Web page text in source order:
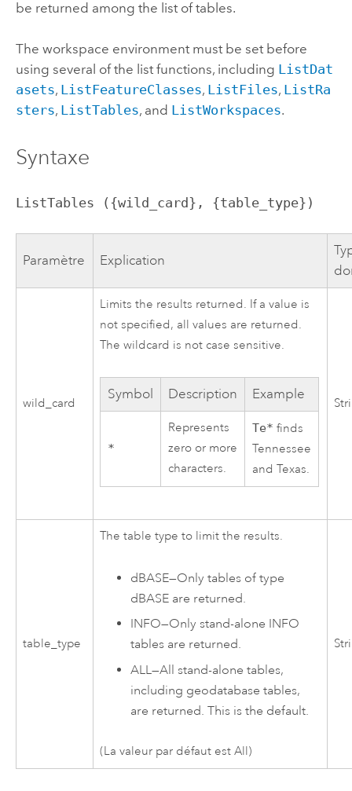
be returned among the list of tables.
The workspace environment must be set before
using several of the list functions, including ListDat
asets, ListFeatureClasses, ListFiles, ListRa
sters, ListTables, and ListWorkspaces.
Syntaxe
ListTables ({wild_card}, {table_type})
Paramètre Explication
wild_card
Limits the results returned. If a value is
not specified, all values are returned.
The wildcard is not case sensitive.
Symbol Description Example
*
Represents
zero or more
characters.
Te* finds
Tennessee
and Texas.
table_type
The table type to limit the results.
dBASE—Only tables of type
dBASE are returned.
INFO—Only stand-alone INFO
tables are returned.
ALL—All stand-alone tables,
including geodatabase tables,
are returned. This is the default.
(La valeur par défaut est All)